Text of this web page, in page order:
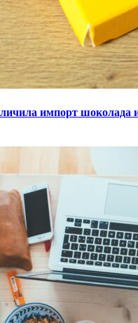
импорт шоколада